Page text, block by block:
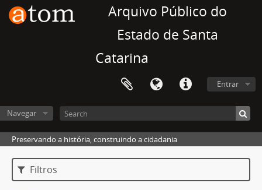
Arquivo Público do
Estado de Santa
Catarina
Entrar
Navegar
Preservando a história, construindo a cidadania
Filtros